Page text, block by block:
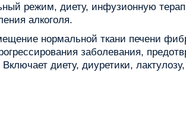
режим, диету, инфузионную
алкоголя.
нормальной ткани печени
заболевания,
диету, диуретики,